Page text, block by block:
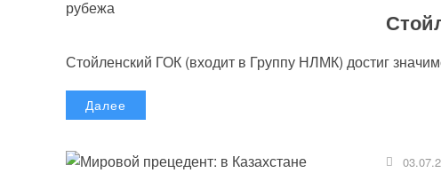
Стойленский ГОК (входит в Группу НЛМК) достиг
Далее